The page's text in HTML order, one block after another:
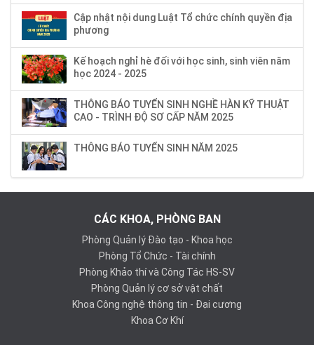
Cập nhật nội dung Luật Tổ chức chính quyền địa
phương
Kế hoạch nghỉ hè đối với học sinh, sinh viên năm
học 2024 - 2025
THÔNG BÁO TUYỂN SINH NGHỀ HÀN KỸ THUẬT
CAO - TRÌNH ĐỘ SƠ CẤP NĂM 2025
THÔNG BÁO TUYỂN SINH NĂM 2025
CÁC KHOA, PHÒNG BAN
Phòng Quản lý Đào tạo - Khoa học
Phòng Tổ Chức - Tài chính
Phòng Khảo thí và Công Tác HS-SV
Phòng Quản lý cơ sở vật chất
Khoa Công nghệ thông tin - Đại cương
Khoa Cơ Khí